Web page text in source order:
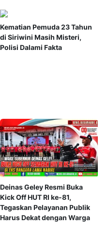
Kematian Pemuda 23 Tahun
di Siriwini Masih Misteri,
Polisi Dalami Fakta
Deinas Geley Resmi Buka
Kick Off HUT RI ke-81,
Tegaskan Pelayanan Publik
Harus Dekat dengan Warga